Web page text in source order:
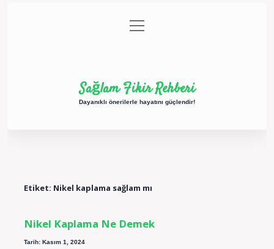
Gizlilik Politikası
menüyü
aç
Sağlam Fikir Rehberi
Dayanıklı önerilerle hayatını güçlendir!
Etiket: Nikel kaplama sağlam mı
Nikel Kaplama Ne Demek
Tarih: Kasım 1, 2024